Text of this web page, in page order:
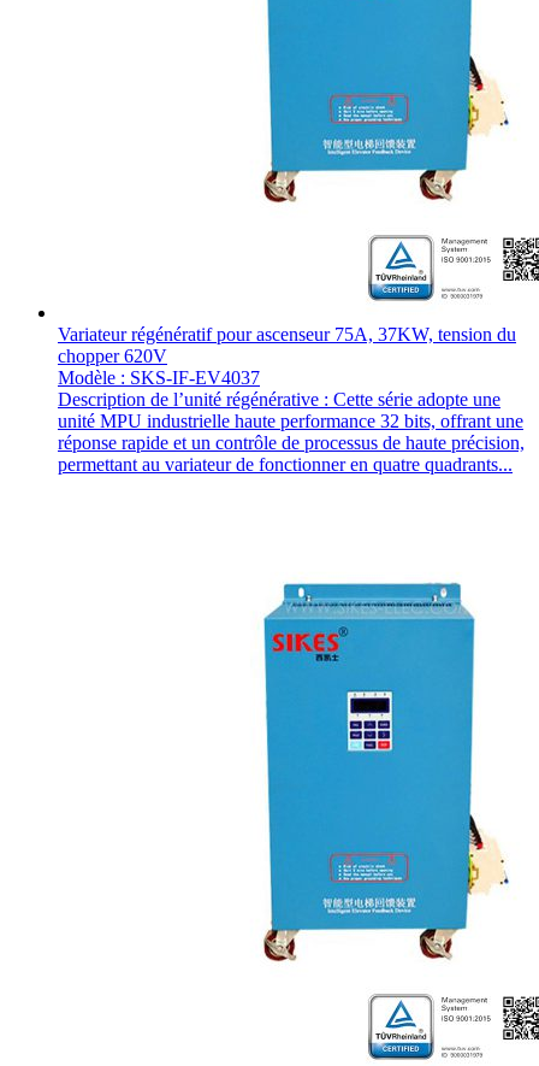
Variateur régénératif pour ascenseur 75A, 37KW, tension du
chopper 620V
Modèle : SKS-IF-EV4037
Description de l’unité régénérative : Cette série adopte une
unité MPU industrielle haute performance 32 bits, offrant une
réponse rapide et un contrôle de processus de haute précision,
permettant au variateur de fonctionner en quatre quadrants...